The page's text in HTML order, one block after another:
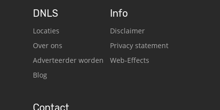
DNLS
Locaties
Over ons
Adverteerder worden
Blog
Info
Disclaimer
Privacy statement
Web-Effects
Contact